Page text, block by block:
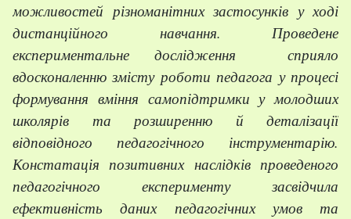
можливостей різноманітних застосунків у ході
дистанційного навчання. Проведене
експериментальне дослідження сприяло
вдосконаленню змісту роботи педагога у процесі
формування вміння самопідтримки у молодших
школярів та розширенню й деталізації
відповідного педагогічного інструментарію.
Констатація позитивних наслідків проведеного
педагогічного експерименту засвідчила
ефективність даних педагогічних умов та